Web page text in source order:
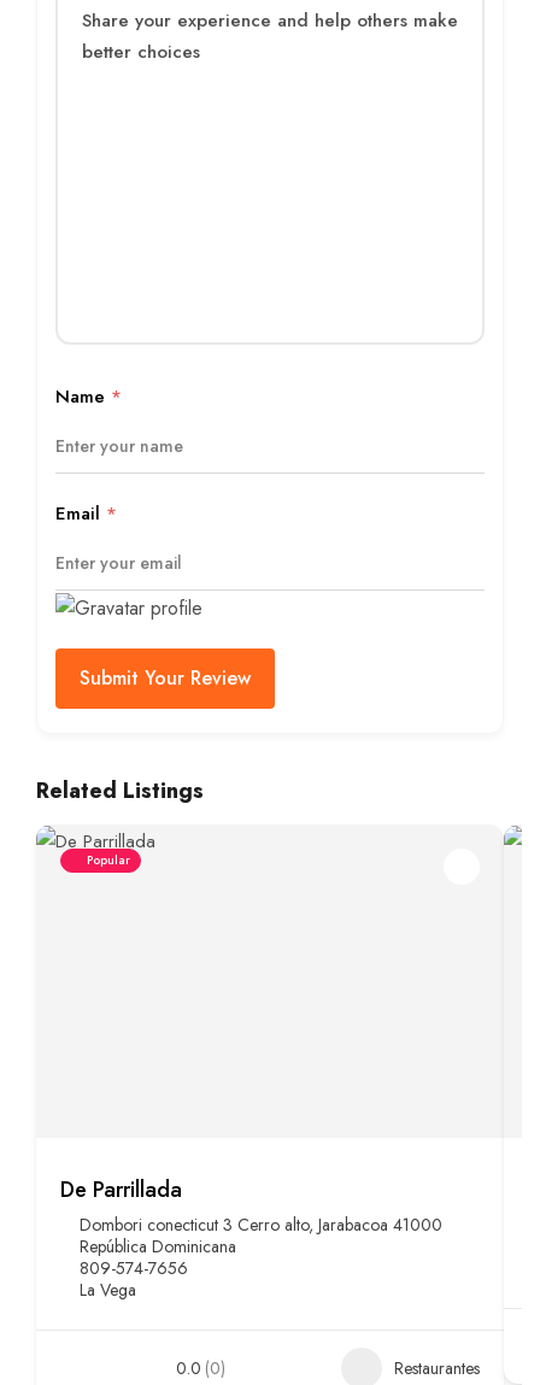
Name *
Email *
Submit Your Review
Related Listings
Popular
De Parrillada
Dombori conecticut 3 Cerro alto, Jarabacoa 41000
República Dominicana
809-574-7656
La Vega
0.0 (0) Restaurantes